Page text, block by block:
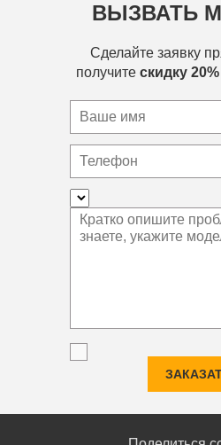
ВЫЗВАТЬ
Сделайте заявку
получите скидку 20%